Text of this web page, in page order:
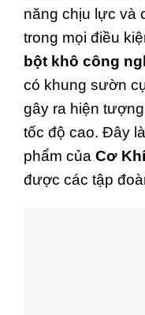
năng chịu lực và
trong mọi điều
bột khô công
có khung sườn
gây ra hiện
tốc độ cao. Đây
phẩm của Cơ
được các tập